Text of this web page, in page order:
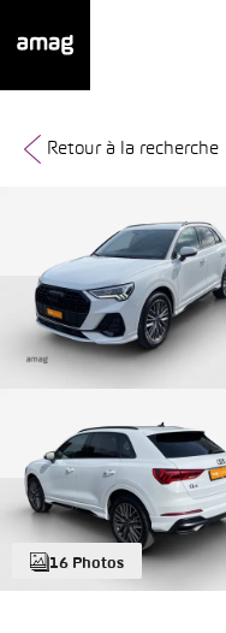
16 Photos
Retour à la recherche